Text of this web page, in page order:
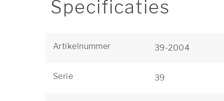
Specificaties
Artikelnummer 39-2004
Serie 39